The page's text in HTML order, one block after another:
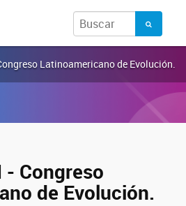
Latinoamericano de Evolución.
- Congreso
de Evolución.